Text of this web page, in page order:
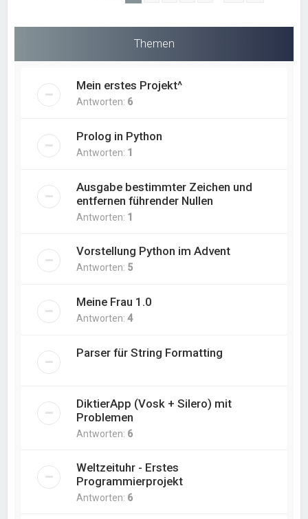
Themen
Mein erstes Projekt^
Antworten: 6
Prolog in Python
Antworten: 1
Ausgabe bestimmter Zeichen und
entfernen führender Nullen
Antworten: 1
Vorstellung Python im Advent
Antworten: 5
Meine Frau 1.0
Antworten:4
Parser für String Formatting
DiktierApp (Vosk + Silero) mit
Problemen
Antworten: 6
Weltzeituhr - Erstes
Programmierprojekt
Antworten: 6